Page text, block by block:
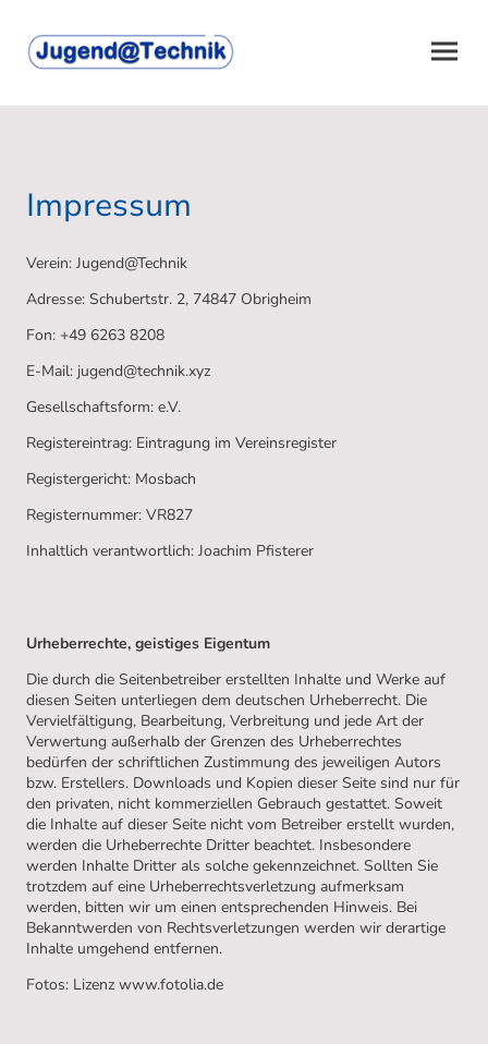
Impressum
Verein: Jugend@Technik
Adresse: Schubertstr. 2, 74847 Obrigheim
Fon: +49 6263 8208
E-Mail: jugend@technik.xyz
Gesellschaftsform: e.V.
Registereintrag: Eintragung im Vereinsregister
Registergericht: Mosbach
Registernummer: VR827
Inhaltlich verantwortlich: Joachim Pfisterer
Urheberrechte, geistiges Eigentum
Die durch die Seitenbetreiber erstellten Inhalte und Werke auf
diesen Seiten unterliegen dem deutschen Urheberrecht. Die
Vervielfältigung, Bearbeitung, Verbreitung und jede Art der
Verwertung außerhalb der Grenzen des Urheberrechtes
bedürfen der schriftlichen Zustimmung des jeweiligen Autors
bzw. Erstellers. Downloads und Kopien dieser Seite sind nur für
den privaten, nicht kommerziellen Gebrauch gestattet. Soweit
die Inhalte auf dieser Seite nicht vom Betreiber erstellt wurden,
werden die Urheberrechte Dritter beachtet. Insbesondere
werden Inhalte Dritter als solche gekennzeichnet. Sollten Sie
trotzdem auf eine Urheberrechtsverletzung aufmerksam
werden, bitten wir um einen entsprechenden Hinweis. Bei
Bekanntwerden von Rechtsverletzungen werden wir derartige
Inhalte umgehend entfernen.
Fotos: Lizenz www.fotolia.de